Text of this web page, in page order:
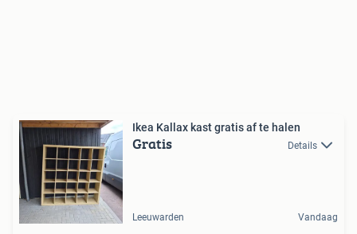
Ikea Kallax kast gratis af te halen
Gratis Details
Leeuwarden Vandaag